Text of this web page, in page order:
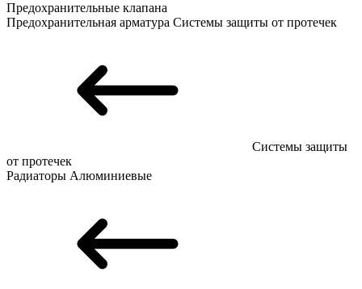
Предохранительные клапана
Предохранительная арматура Системы защиты от протечек
Системы защиты
от протечек
Радиаторы Алюминиевые